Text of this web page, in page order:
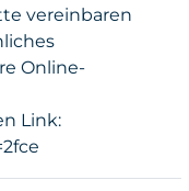
vereinbaren
Online-
Link: